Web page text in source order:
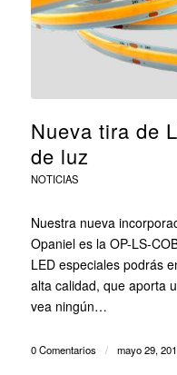
Nueva tira de
de luz
NOTICIAS
Nuestra nueva
Opaniel es la OP-LS-
LED especiales podrás
alta calidad, que aporta
vea ningún…
0 Comentarios / mayo 29,